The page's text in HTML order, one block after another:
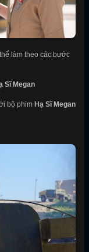
làm theo các bước
Sĩ Megan
bộ phim Hạ Sĩ Megan